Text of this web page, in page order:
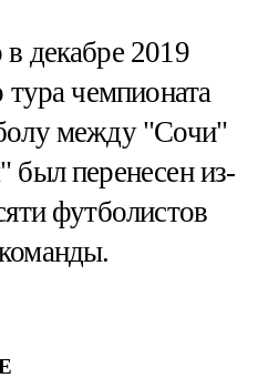
декабре 2019
тура чемпионата
между "Сочи"
был перенесен из-
футболистов